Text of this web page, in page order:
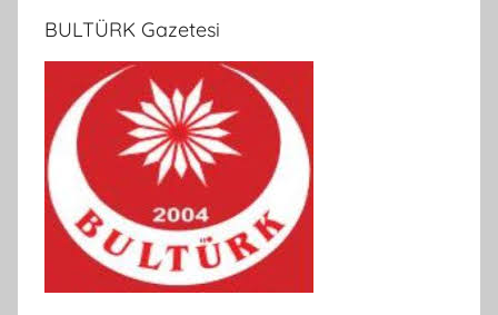
BULTÜRK Gazetesi